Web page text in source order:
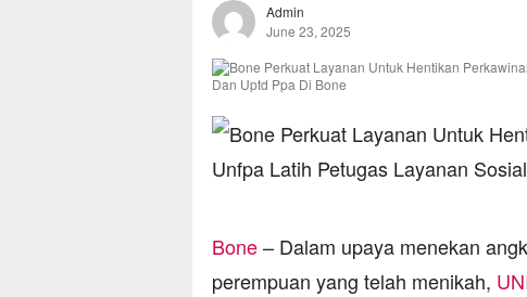
Admin
June 23, 2025
Bone– Dalam upaya menekan
perempuan yang telah menikah,